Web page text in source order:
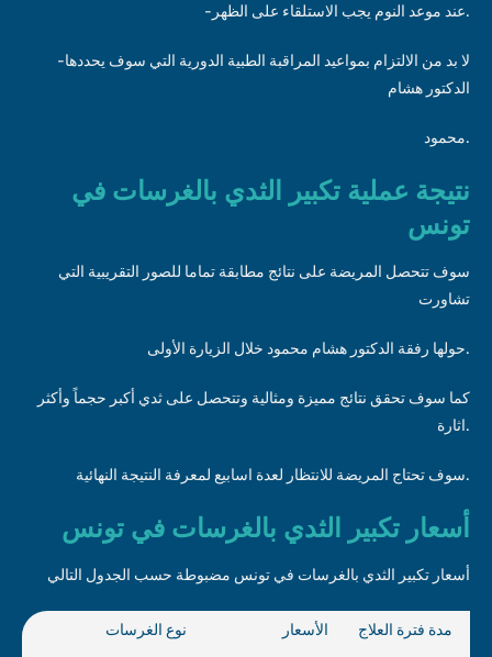
-عند موعد النوم يجب الاستلقاء على الظهر.
-لا بد من الالتزام بمواعيد المراقبة الطبية الدورية التي سوف يحددها
الدكتور هشام
محمود.
نتيجة عملية تكبير الثدي بالغرسات في
تونس
سوف تتحصل المريضة على نتائج مطابقة تماما للصور التقريبية التي
تشاورت
حولها رفقة الدكتور هشام محمود خلال الزيارة الأولى.
كما سوف تحقق نتائج مميزة ومثالية وتتحصل على ثدي أكبر حجماً وأكثر
اثارة.
سوف تحتاج المريضة للانتظار لعدة اسابيع لمعرفة النتيجة النهائية.
أسعار تكبير الثدي بالغرسات في تونس
أسعار تكبير الثدي بالغرسات في تونس مضبوطة حسب الجدول التالي
نوع الغرسات الأسعار مدة فترة العلاج